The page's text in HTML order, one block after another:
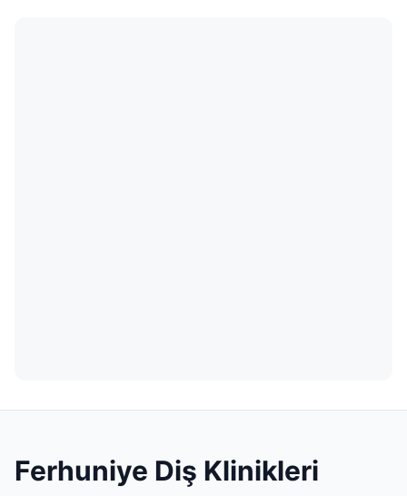
Ferhuniye Diş Klinikleri